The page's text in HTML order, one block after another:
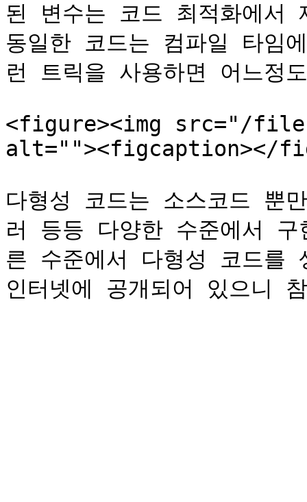
된 변수는 코드 최적화에서
동일한 코드는 컴파일 타임
런 트릭을 사용하면 어느정
<figure><img src="/files/
alt=""><figcaption></
다형성 코드는 소스코드 뿐
러 등등 다양한 수준에서
른 수준에서 다형성 코드를